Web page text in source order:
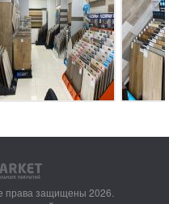
права защищены 2026.